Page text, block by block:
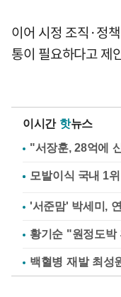
이어 시정 조직·정
통이 필요하다고 제
이시간 핫뉴스
"서장훈, 28억에
'서준맘' 박세미,
황기순 "원정도박
백혈병 재발 최성